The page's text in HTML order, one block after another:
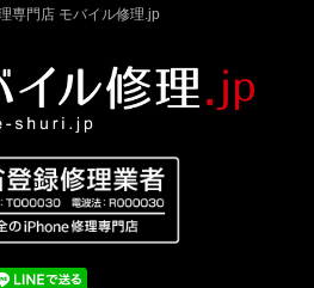
専門店 モバイル修理.jp